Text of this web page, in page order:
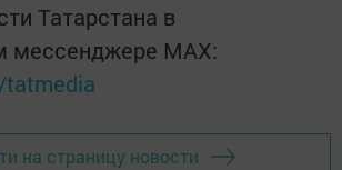
Татарстана в
мессенджере MАХ:
на страницу новости